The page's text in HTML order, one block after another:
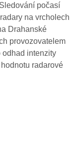
počasí
na vrcholech
Drahanské
provozovatelem
odhad intenzity
radarové